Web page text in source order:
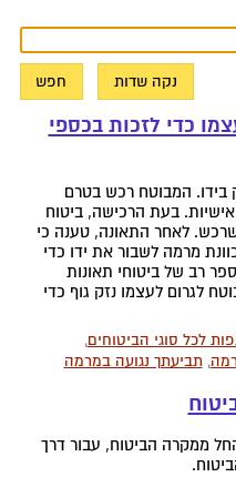
כדי לזכות בכספי
בידו. המבוטח רכש בטרם
בעת הרכישה, ביטוח
לאחר התאונה, טענה כי
מרמה לשבור את ידו כדי
רב של ביטוחי תאונות
לגרום לעצמו נזק גוף כדי
לכל סוגי הביטוחים,
,תביעתך נגועה במרמה
ממקרה הביטוח, עבור דרך